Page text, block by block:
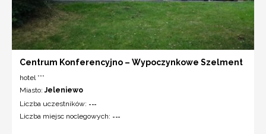
Centrum Konferencyjno – Wypoczynkowe Szelment
hotel ***
Miasto:Jeleniewo
Liczba uczestników: ---
Liczba miejsc noclegowych: ---